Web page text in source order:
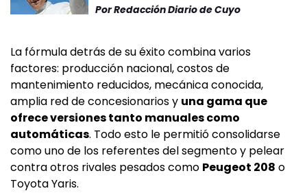
PorRedacción Diario de Cuyo
La fórmula detrás de su éxito combina varios
factores: producción nacional, costos de
mantenimiento reducidos, mecánica conocida,
amplia red de concesionarios y una gama que
ofrece versiones tanto manuales como
automáticas. Todo esto le permitió consolidarse
como uno de los referentes del segmento y pelear
contra otros rivales pesados como Peugeot 208 o
Toyota Yaris.